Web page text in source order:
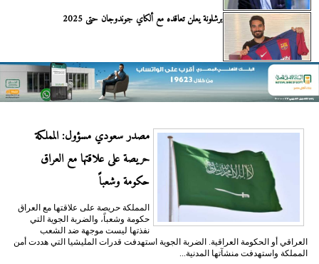
برشلونة يعلن تعاقده مع ألكاي جوندوجان حتى 2025
مصدر سعودي مسؤول: المملكة
حريصة على علاقتها مع العراق
حكومة وشعباً
المملكة حريصة على علاقتها مع العراق
حكومة وشعباً، والضربة الجوية التي
نفذتها ليست موجهة ضد الشعب
العراقي أو الحكومة العراقية. الضربة الجوية استهدفت قدرات المليشيا التي هددت أمن
المملكة واستهدفت منشآتها المدنية...